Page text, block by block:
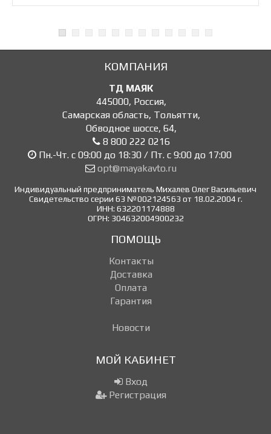
КОМПАНИЯ
ТД МАЯК
445000, Россия,
Самарская область, Тольятти,
Обводное шоссе, 64,
8 800 222 0216
Пн.-Чт. с 09:00 до 18:30 / Пт. с 9:00 до 17:00
opt@mayakavto.ru
Индивидуальный предприниматель Михалев Олег Васильевич
Свидетельство серии 63 №002124563 от 18.02.2004 г.
ИНН: 632201174888
ОГРН: 304632004900232
ПОМОЩЬ
Контакты
Доставка
Оплата
Гарантия
Новости
МОЙ КАБИНЕТ
Вход
Регистрация